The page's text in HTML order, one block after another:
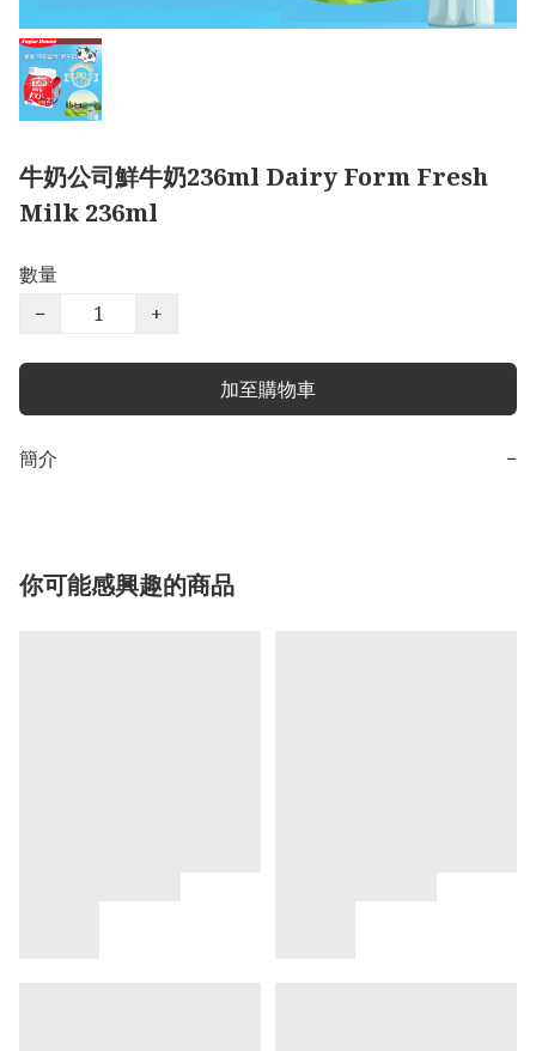
牛奶公司鮮牛奶236ml Dairy Form Fresh
Milk 236ml
數量
−
+
加至購物車
簡介 −
你可能感興趣的商品